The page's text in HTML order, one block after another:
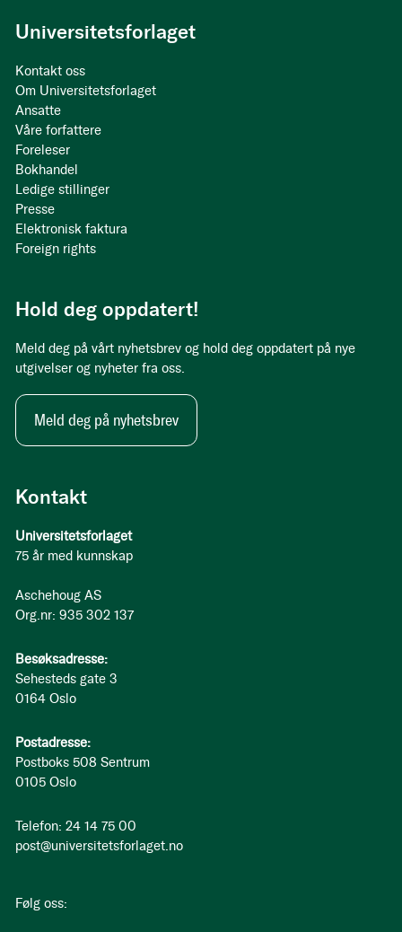
Kontakt
Universitetsforlaget
75 år med kunnskap
Aschehoug AS
Org.nr: 935 302 137
Besøksadresse:
Sehesteds gate 3
0164 Oslo
Postadresse:
Postboks 508 Sentrum
0105 Oslo
Telefon: 24 14 75 00
post@universitetsforlaget.no
Følg oss:
Universitetsforlaget
Kontakt oss
Om Universitetsforlaget
Ansatte
Våre forfattere
Foreleser
Bokhandel
Ledige stillinger
Presse
Elektronisk faktura
Foreign rights
Hold deg oppdatert!
Meld deg på vårt nyhetsbrev og hold deg oppdatert på nye
utgivelser og nyheter fra oss.
Meld deg på nyhetsbrev